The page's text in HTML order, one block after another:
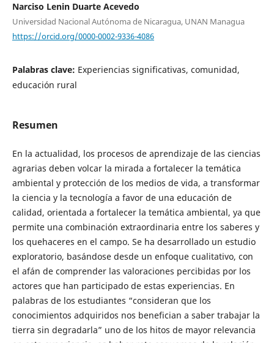
Narciso Lenin Duarte Acevedo
Universidad Nacional Autónoma de Nicaragua, UNAN Managua
https://orcid.org/0000-0002-9336-4086
Palabras clave: Experiencias significativas, comunidad,
educación rural
Resumen
En la actualidad, los procesos de aprendizaje de las ciencias
agrarias deben volcar la mirada a fortalecer la temática
ambiental y protección de los medios de vida, a transformar
la ciencia y la tecnología a favor de una educación de
calidad, orientada a fortalecer la temática ambiental, ya que
permite una combinación extraordinaria entre los saberes y
los quehaceres en el campo. Se ha desarrollado un estudio
exploratorio, basándose desde un enfoque cualitativo, con
el afán de comprender las valoraciones percibidas por los
actores que han participado de estas experiencias. En
palabras de los estudiantes “consideran que los
conocimientos adquiridos nos benefician a saber trabajar la
tierra sin degradarla” uno de los hitos de mayor relevancia